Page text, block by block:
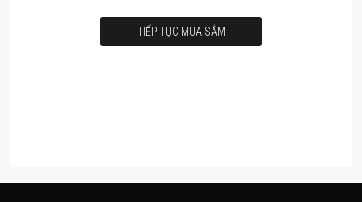
TIẾP TỤC MUA SẮM